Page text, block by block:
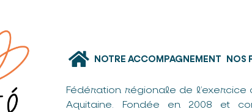
NOTRE ACCOMPAGNEMENT NOS
Fédération régionale de
Aquitaine. Fondée en 2008 et